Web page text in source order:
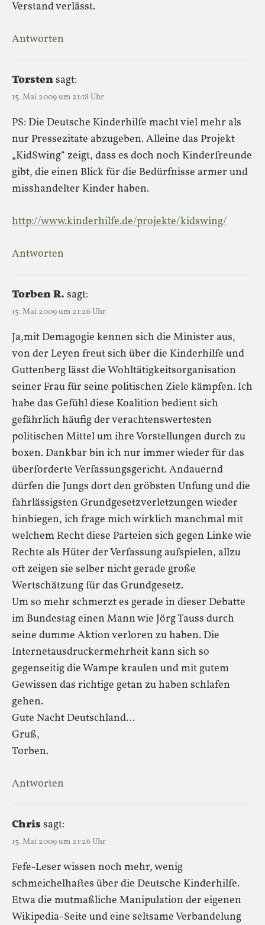
Verstand verlässt.
Antworten
Torstensagt:
15. Mai 2009 um 21:18 Uhr
PS: Die Deutsche Kinderhilfe macht viel mehr als
nur Pressezitate abzugeben. Alleine das Projekt
„KidSwing“ zeigt, dass es doch noch Kinderfreunde
gibt, die einen Blick für die Bedürfnisse armer und
misshandelter Kinder haben.
http://www.kinderhilfe.de/projekte/kidswing/
Antworten
Torben R. sagt:
15. Mai 2009 um 21:26 Uhr
Ja,mit Demagogie kennen sich die Minister aus,
von der Leyen freut sich über die Kinderhilfe und
Guttenberg lässt die Wohltätigkeitsorganisation
seiner Frau für seine politischen Ziele kämpfen. Ich
habe das Gefühl diese Koalition bedient sich
gefährlich häufig der verachtenswertesten
politischen Mittel um ihre Vorstellungen durch zu
boxen. Dankbar bin ich nur immer wieder für das
überforderte Verfassungsgericht. Andauernd
dürfen die Jungs dort den gröbsten Unfung und die
fahrlässigsten Grundgesetzverletzungen wieder
hinbiegen, ich frage mich wirklich manchmal mit
welchem Recht diese Parteien sich gegen Linke wie
Rechte als Hüter der Verfassung aufspielen, allzu
oft zeigen sie selber nicht gerade große
Wertschätzung für das Grundgesetz.
Um so mehr schmerzt es gerade in dieser Debatte
im Bundestag einen Mann wie Jörg Tauss durch
seine dumme Aktion verloren zu haben. Die
Internetausdruckermehrheit kann sich so
gegenseitig die Wampe kraulen und mit gutem
Gewissen das richtige getan zu haben schlafen
gehen.
Gute Nacht Deutschland…
Gruß,
Torben.
Antworten
Chrissagt:
15. Mai 2009 um 21:26 Uhr
Fefe-Leser wissen noch mehr, wenig
schmeichelhaftes über die Deutsche Kinderhilfe.
Etwa die mutmaßliche Manipulation der eigenen
Wikipedia-Seite und eine seltsame Verbandelung